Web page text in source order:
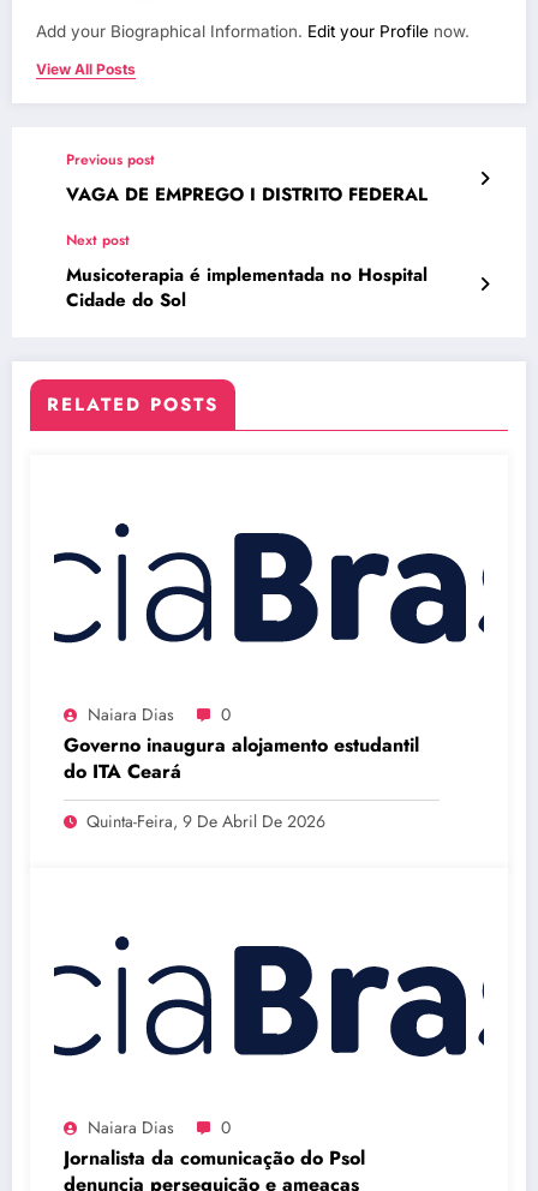
Add your Biographical Information. Edit your Profile now.
View All Posts
Previous post
VAGA DE EMPREGO I DISTRITO FEDERAL
Next post
Musicoterapia é implementada no Hospital
Cidade do Sol
RELATED POSTS
Naiara Dias 0
Governo inaugura alojamento estudantil
do ITA Ceará
Quinta-Feira, 9 De Abril De 2026
Naiara Dias 0
Jornalista da comunicação do Psol
denuncia perseguição e ameaças